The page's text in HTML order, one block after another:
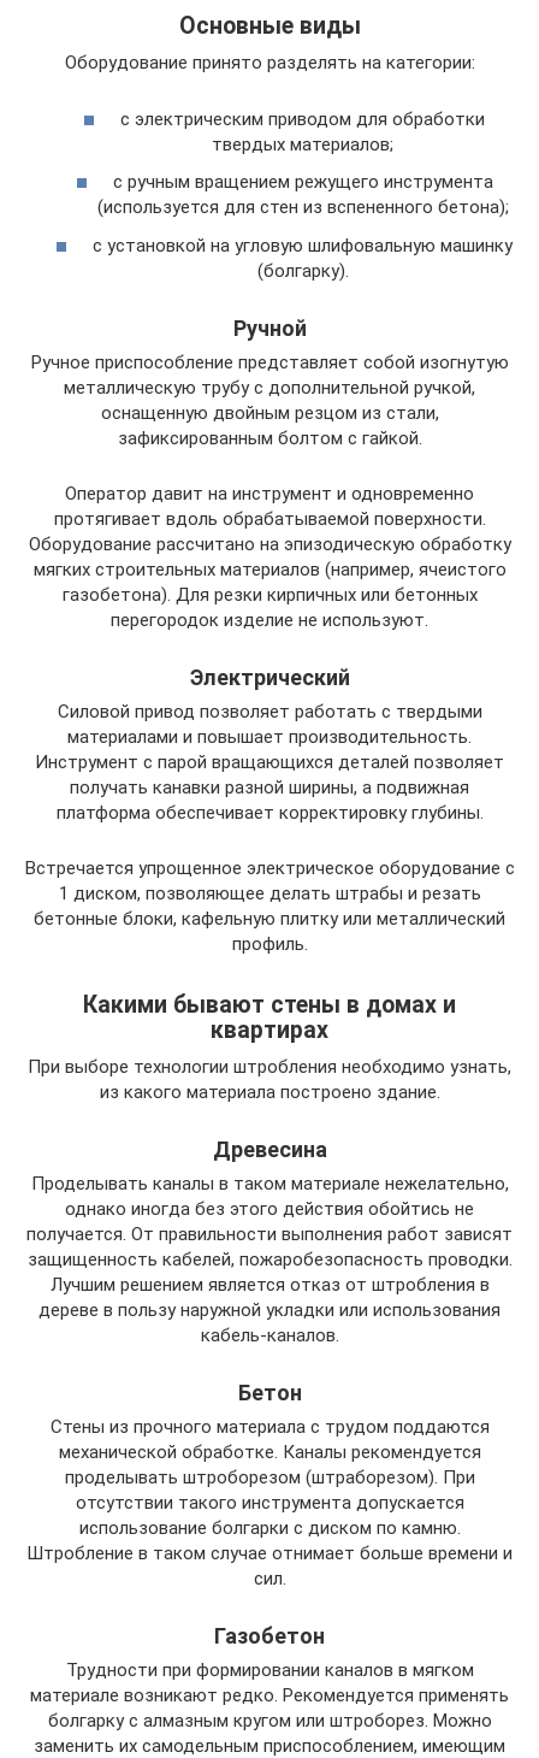
Основные виды
Оборудование принято разделять на категории:
с электрическим приводом для обработки
твердых материалов;
с ручным вращением режущего инструмента
(используется для стен из вспененного бетона);
с установкой на угловую шлифовальную машинку
(болгарку).
Ручной
Ручное приспособление представляет собой изогнутую
металлическую трубу с дополнительной ручкой,
оснащенную двойным резцом из стали,
зафиксированным болтом с гайкой.
Оператор давит на инструмент и одновременно
протягивает вдоль обрабатываемой поверхности.
Оборудование рассчитано на эпизодическую обработку
мягких строительных материалов (например, ячеистого
газобетона). Для резки кирпичных или бетонных
перегородок изделие не используют.
Электрический
Силовой привод позволяет работать с твердыми
материалами и повышает производительность.
Инструмент с парой вращающихся деталей позволяет
получать канавки разной ширины, а подвижная
платформа обеспечивает корректировку глубины.
Встречается упрощенное электрическое оборудование с
1 диском, позволяющее делать штрабы и резать
бетонные блоки, кафельную плитку или металлический
профиль.
Какими бывают стены в домах и
квартирах
При выборе технологии штробления необходимо узнать,
из какого материала построено здание.
Древесина
Проделывать каналы в таком материале нежелательно,
однако иногда без этого действия обойтись не
получается. От правильности выполнения работ зависят
защищенность кабелей, пожаробезопасность проводки.
Лучшим решением является отказ от штробления в
дереве в пользу наружной укладки или использования
кабель-каналов.
Бетон
Стены из прочного материала с трудом поддаются
механической обработке. Каналы рекомендуется
проделывать штроборезом (штраборезом). При
отсутствии такого инструмента допускается
использование болгарки с диском по камню.
Штробление в таком случае отнимает больше времени и
сил.
Газобетон
Трудности при формировании каналов в мягком
материале возникают редко. Рекомендуется применять
болгарку с алмазным кругом или штроборез. Можно
заменить их самодельным приспособлением, имеющим